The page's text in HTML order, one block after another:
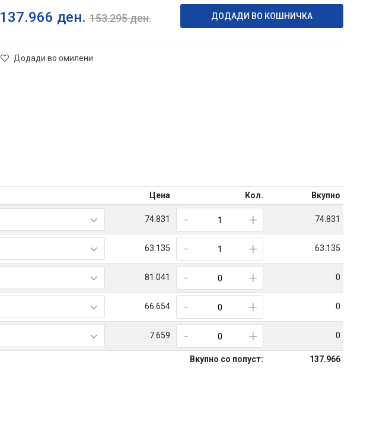
137.966 ден. 153.295ден. ДОДАДИ ВО КОШНИЧКА
Додади во омилени
Цена Кол. Вкупно
74.831 +
- 74.831
63.135 +
- 63.135
81.041 +
- 0
66.654 +
- 0
7.659 +
- 0
Вкупно со попуст: 137.966